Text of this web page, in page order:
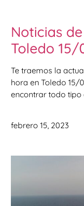
Noticias
Toledo
Te traemos la
hora en Toledo 15/
encontrar todo tipo
febrero 15, 2023